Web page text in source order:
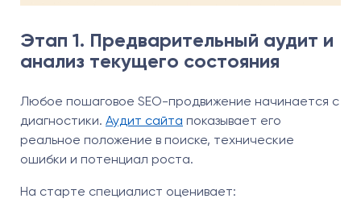
Этап 1. Предварительный аудит и
анализ текущего состояния
Любое пошаговое SEO-продвижение начинается с
диагностики. Аудит сайта показывает его
реальное положение в поиске, технические
ошибки и потенциал роста.
На старте специалист оценивает: